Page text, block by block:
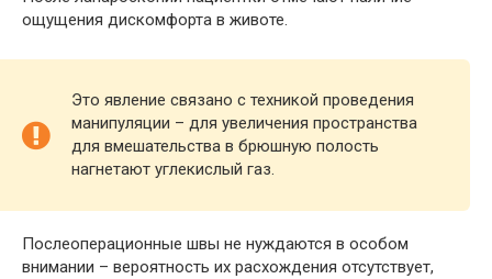
ощущения дискомфорта в животе.
Это явление связано с техникой проведения
манипуляции – для увеличения пространства
для вмешательства в брюшную полость
нагнетают углекислый газ.
Послеоперационные швы не нуждаются в особом
внимании – вероятность их расхождения отсутствует,